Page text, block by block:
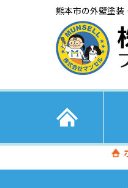
熊本市の外壁塗装